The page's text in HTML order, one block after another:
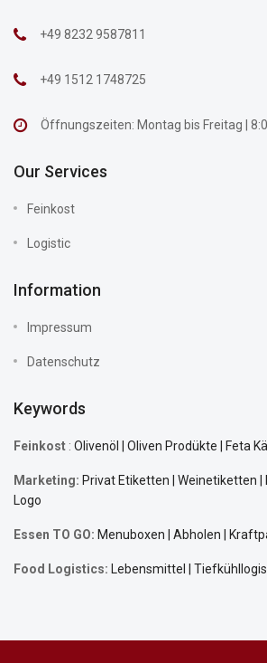
+49 8232 9587811
+49 1512 1748725
Öffnungszeiten: Montag bis Freitag |
Our Services
Feinkost
Logistic
Information
Impressum
Datenschutz
Keywords
Feinkost : Olivenöl | Oliven Prodükte | Feta
Marketing: Privat Etiketten | Weinetiketten |
Logo
Essen TO GO: Menuboxen | Abholen |
Food Logistics: Lebensmittel |